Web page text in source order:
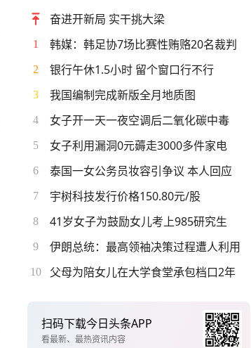
奋进开新局 实干挑大梁
1 韩媒：韩足协7场比赛性贿赂20名裁判
2 银行午休1.5小时 留个窗口行不行
3 我国编制完成新版全月地质图
4 女子开一天一夜空调后二氧化碳中毒
5 女子利用漏洞0元薅走3000多件家电
6 泰国一女公务员妆容引争议 本人回应
7 宇树科技发行价格150.80元/股
8 41岁女子为鼓励女儿考上985研究生
9 伊朗总统：最高领袖决策过程遭人利用
10 父母为陪女儿在大学食堂承包档口2年
扫码下载今日头条APP
看最新、最热资讯内容